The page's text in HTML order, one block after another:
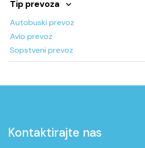
Tip prevoza
Autobuski prevoz
Avio prevoz
Sopstveni prevoz
Kontaktirajte nas